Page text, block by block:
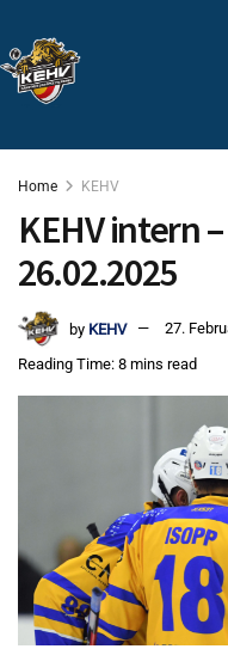
Home KEHV
KEHV intern
26.02.2025
by KEHV
27.
Reading Time: 8 mins read